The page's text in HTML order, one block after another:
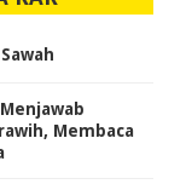
Membaca